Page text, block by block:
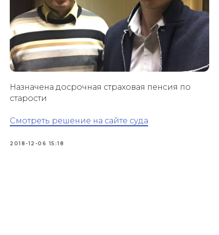
Назначена досрочная страховая пенсия по
старости
Смотреть решение на сайте суда
2018-12-06 15:18